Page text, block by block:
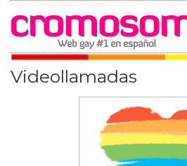
Videollamadas